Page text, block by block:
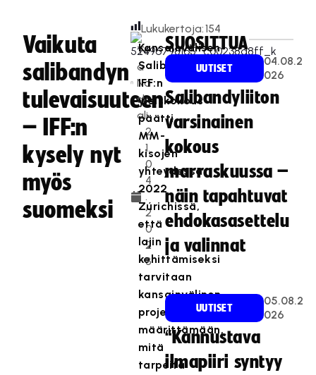
Vaikuta
salibandyn
tulevaisuuteen
– IFF:n
kysely nyt
myös
suomeksi
Te
a
Na
sk
ali
2
1.
0
4
.
2
0
2
3
Lukukertoja:154
Kansainvälisen
Salibandyliiton
IFF:n
yleiskokous
päätti
MM-
kisojen
yhteydessä
2022
Zúrichissä,
että
lajin
kehittämiseksi
tarvitaan
kansainvälinen
projekti
määrittämään,
mitä
tarpeita
SUOSITTUA
UUTISET
04.08.2
026
Salibandyliiton
varsinainen
kokous
marraskuussa –
näin tapahtuvat
ehdokasasettelu
ja valinnat
UUTISET
05.08.2
026
“Kannustava
ilmapiiri syntyy